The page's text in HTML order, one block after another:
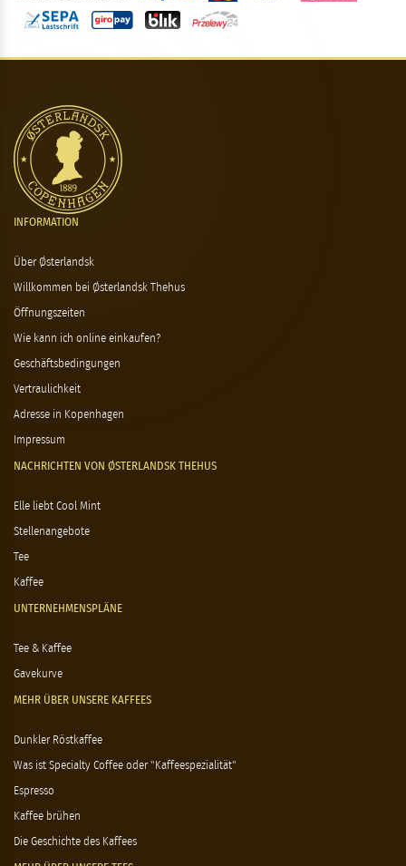
INFORMATION
Über Østerlandsk
Willkommen bei Østerlandsk Thehus
Öffnungszeiten
Wie kann ich online einkaufen?
Geschäftsbedingungen
Vertraulichkeit
Adresse in Kopenhagen
Impressum
NACHRICHTEN VON ØSTERLANDSK THEHUS
Elle liebt Cool Mint
Stellenangebote
Tee
Kaffee
UNTERNEHMENSPLÄNE
Tee & Kaffee
Gavekurve
MEHR ÜBER UNSERE KAFFEES
Dunkler Röstkaffee
Was ist Specialty Coffee oder "Kaffeespezialität"
Espresso
Kaffee brühen
Die Geschichte des Kaffees